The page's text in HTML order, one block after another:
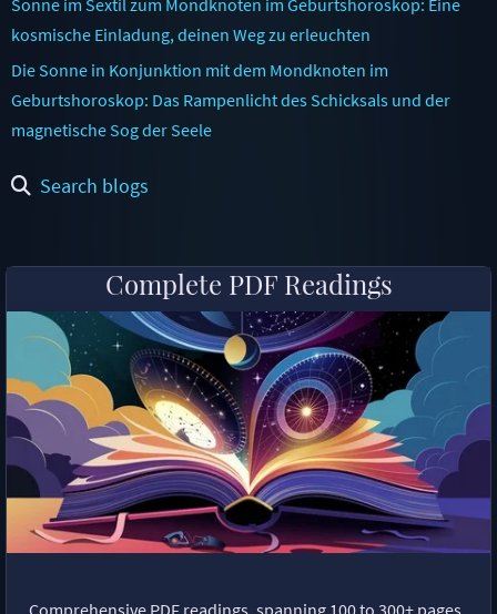
kosmische Einladung, deinen Weg zu erleuchten
Die Sonne in Konjunktion mit dem Mondknoten im
Geburtshoroskop: Das Rampenlicht des Schicksals und der
magnetische Sog der Seele
Search blogs
Complete PDF Readings
Comprehensive PDF readings, spanning 100 to 300+ pages